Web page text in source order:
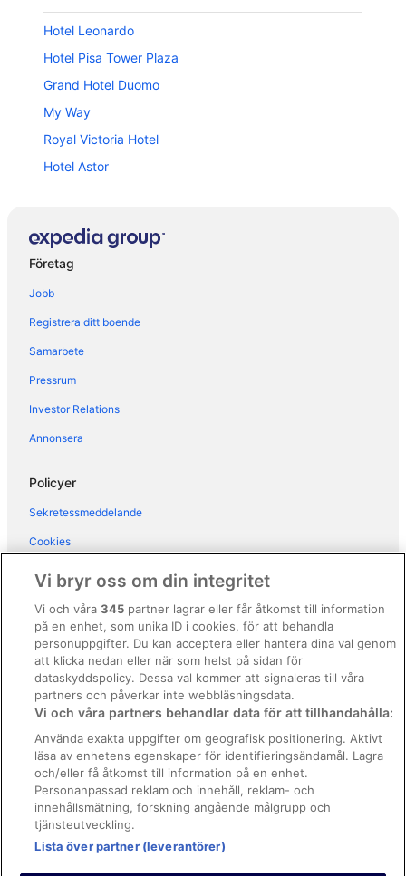
Hotel Leonardo
Hotel Pisa Tower Plaza
Grand Hotel Duomo
My Way
Royal Victoria Hotel
Hotel Astor
Gialel Pisa
Academy House Pisa Centrale
Camping Village Torre Pendente
Grand Hotel Continental
Toscana Charme Resort
Hotel Repubblica Marinara
Villa Tower Inn
Hotel Touring Pisa
Residence San Rossore
Hotel Terminus & Plaza
Hotel La Pace
Företag
Jobb
Registrera ditt boende
Samarbete
Pressrum
Investor Relations
Annonsera
Policyer
Sekretessmeddelande
Cookies
Användarvillkor
Regler och villkor för Vrbo
Tillgänglighetsanpassning
Juridisk information/Kontakta oss
Riktlinjer för innehåll och anmäla innehåll
Hjälp
Kontakta oss
Avboka eller ändra din bokning
Boka ett flyg med flygbolagskredit
Vi bryr oss om din integritet
Vi och våra345 partner lagrar eller får åtkomst till information
på en enhet, som unika ID i cookies, för att behandla
personuppgifter. Du kan acceptera eller hantera dina val genom
att klicka nedan eller när som helst på sidan för
dataskyddspolicy. Dessa val kommer att signaleras till våra
partners och påverkar inte webbläsningsdata.
Vi och våra partners behandlar data för att tillhandahålla:
Använda exakta uppgifter om geografisk positionering. Aktivt
läsa av enhetens egenskaper för identifieringsändamål. Lagra
och/eller få åtkomst till information på en enhet.
Personanpassad reklam och innehåll, reklam- och
innehållsmätning, forskning angående målgrupp och
tjänsteutveckling.
Lista över partner (leverantörer)